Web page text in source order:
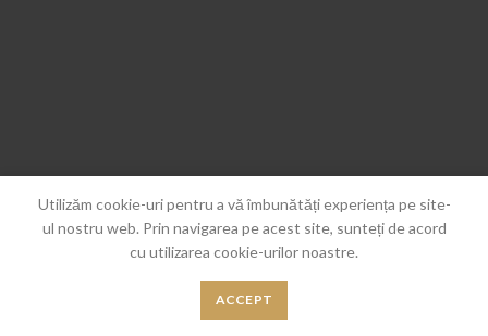
Utilizăm cookie-uri pentru a vă îmbunătăți experiența pe site-
ul nostru web. Prin navigarea pe acest site, sunteți de acord
cu utilizarea cookie-urilor noastre.
ACCEPT